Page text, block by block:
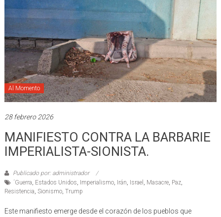
Al Momento
28 febrero 2026
MANIFIESTO CONTRA LA BARBARIE
IMPERIALISTA-SIONISTA.
Publicado por: administrador
´Guerra, Estados Unidos, Imperialismo, Irán, Israel , Masacre, Paz,
Resistencia, Sionismo, Trump
Este manifiesto emerge desde el corazón de los pueblos que